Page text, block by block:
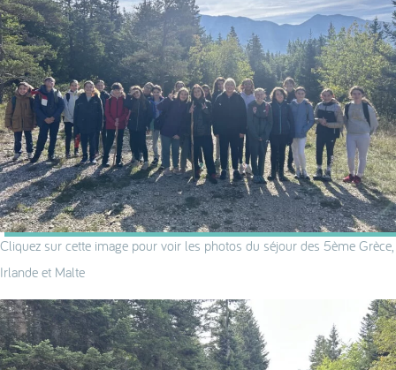
Cliquez sur cette image pour voir les photos du séjour des 5ème Grèce,
Irlande et Malte